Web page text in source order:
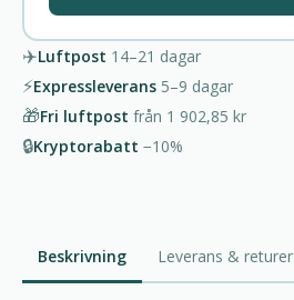
✈️Luftpost 14–21 dagar
⚡Expressleverans 5–9 dagar
🎁Fri luftpost från 1 902,85 kr
🔒Kryptorabatt −10%
Beskrivning Leverans & returer